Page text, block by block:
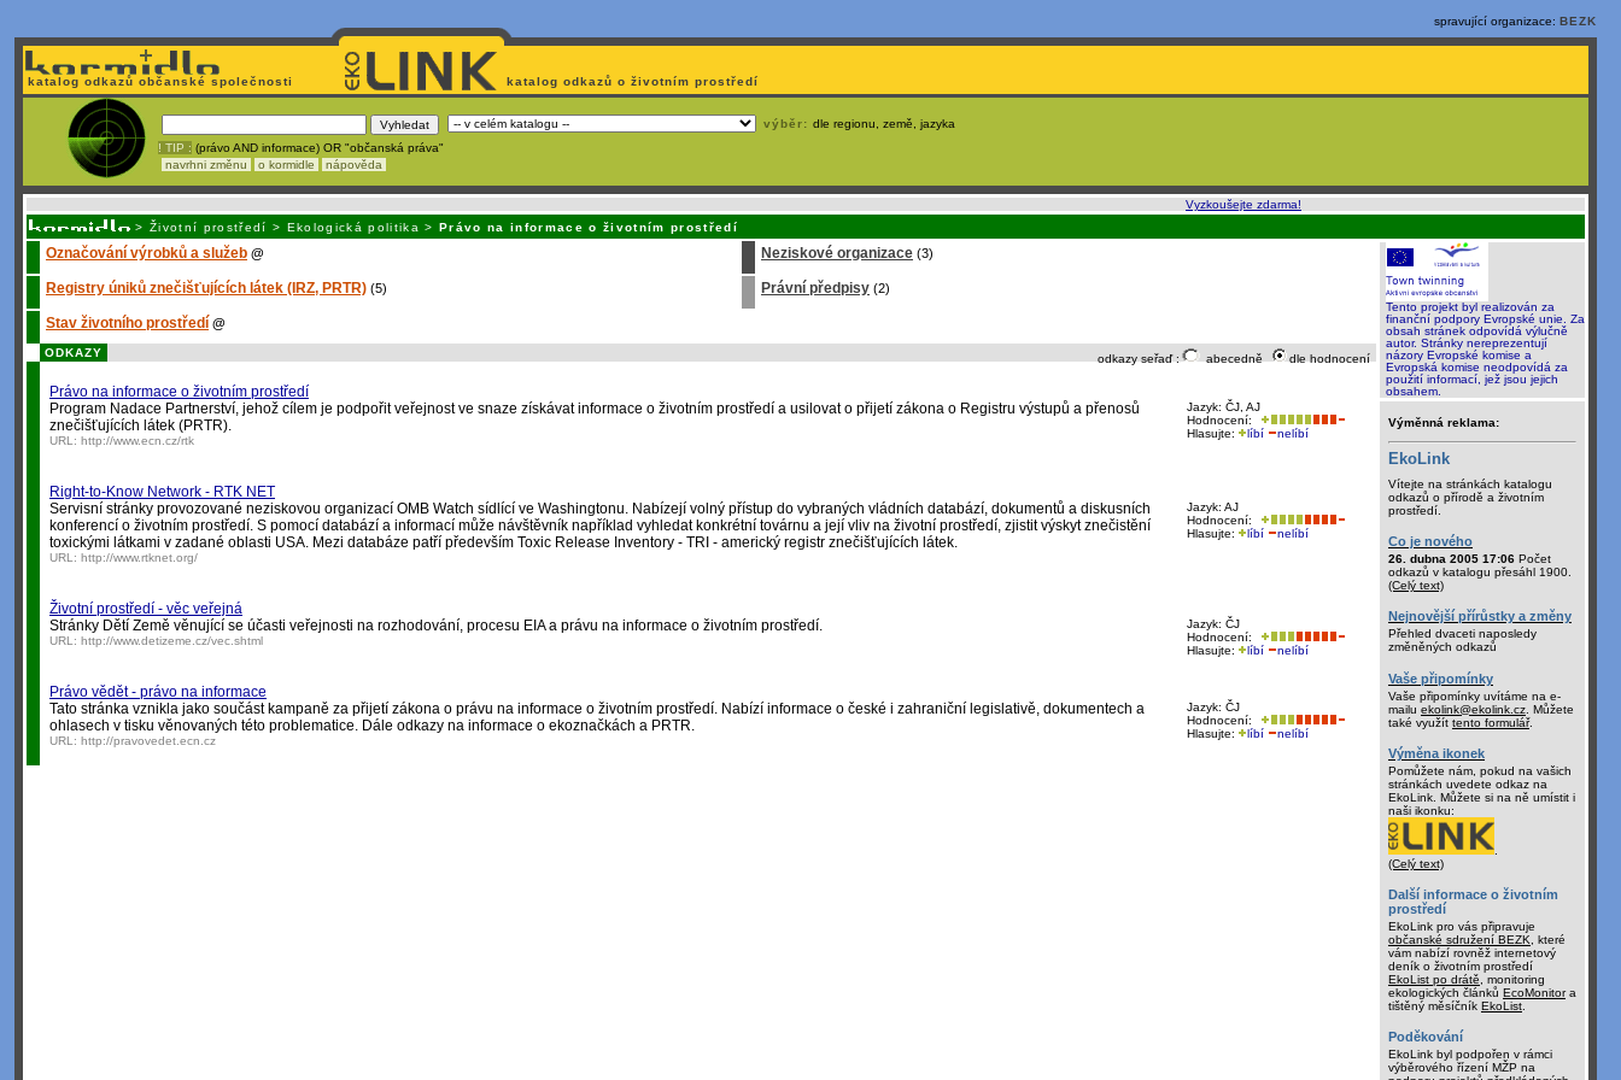
spravující organizace: BEZK
katalog odkazů občanské společnosti katalog odkazů o životním prostředí
výběr: dle regionu, země, jazyka
! TIP : (právo AND informace) OR "občanská práva"
navrhni změnu
o kormidle nápověda
Vyzkoušejte zdarma!
> Životní prostředí > Ekologická politika >Právo na informace o životním prostředí
Označování výrobků a služeb @
Registry úniků znečišťujících látek (IRZ, PRTR) (5)
Stav životního prostředí @
Neziskové organizace (3)
Právní předpisy (2)
odkazy seřaď : abecedně dle hodnocení
ODKAZY
Právo na informace o životním prostředí
Jazyk: ČJ, AJ
Hodnocení:
Hlasujte:
líbí nelíbí
Program Nadace Partnerství, jehož cílem je podpořit veřejnost ve snaze získávat informace o životním prostředí a usilovat o přijetí zákona o Registru výstupů a přenosů
znečišťujících látek (PRTR).
URL: http://www.ecn.cz/rtk
Right-to-Know Network - RTK NET
Jazyk: AJ
Hodnocení:
Hlasujte:
líbí nelíbí
Servisní stránky provozované neziskovou organizací OMB Watch sídlící ve Washingtonu. Nabízejí volný přístup do vybraných vládních databází, dokumentů a diskusních
konferencí o životním prostředí. S pomocí databází a informací může návštěvník například vyhledat konkrétní továrnu a její vliv na životní prostředí, zjistit výskyt znečistění
toxickými látkami v zadané oblasti USA. Mezi databáze patří především Toxic Release Inventory - TRI - americký registr znečišťujících látek.
URL: http://www.rtknet.org/
Životní prostředí - věc veřejná
Jazyk: ČJ
Hodnocení:
Hlasujte:
líbí nelíbí
Stránky Dětí Země věnující se účasti veřejnosti na rozhodování, procesu EIA a právu na informace o životním prostředí.
URL: http://www.detizeme.cz/vec.shtml
Právo vědět - právo na informace
Jazyk: ČJ
Hodnocení:
Hlasujte:
líbí nelíbí
Tato stránka vznikla jako součást kampaně za přijetí zákona o právu na informace o životním prostředí. Nabízí informace o české i zahraniční legislativě, dokumentech a
ohlasech v tisku věnovaných této problematice. Dále odkazy na informace o ekoznačkách a PRTR.
URL: http://pravovedet.ecn.cz
Tento projekt byl realizován za
finanční podpory Evropské unie. Za
obsah stránek odpovídá výlučně
autor. Stránky nereprezentují
názory Evropské komise a
Evropská komise neodpovídá za
použití informací, jež jsou jejich
obsahem.
Výměnná reklama:
EkoLink
Vítejte na stránkách katalogu
odkazů o přírodě a životním
prostředí.
Co je nového
26. dubna 2005 17:06 Počet
odkazů v katalogu přesáhl 1900.
(Celý text)
Nejnovější přírůstky a změny
Přehled dvaceti naposledy
změněných odkazů
Vaše připomínky
Vaše připomínky uvítáme na e-
mailu ekolink@ekolink.cz . Můžete
také využít tento formulář.
Výměna ikonek
Pomůžete nám, pokud na vašich
stránkách uvedete odkaz na
EkoLink. Můžete si na ně umístit i
naši ikonku:
(Celý text)
Další informace o životním
prostředí
EkoLink pro vás připravuje
občanské sdružení BEZK , které
vám nabízí rovněž internetový
deník o životním prostředí
EkoList po drátě , monitoring
ekologických článků EcoMonitora
tištěný měsíčník EkoList
Poděkování
EkoLink byl podpořen v rámci
výběrového řízení MŽP na